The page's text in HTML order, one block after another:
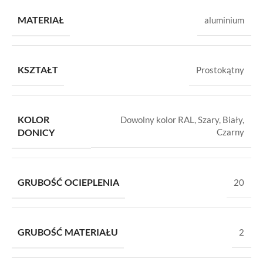
MATERIAŁ aluminium
KSZTAŁT Prostokątny
KOLOR
DONICY
Dowolny kolor RAL,Szary, Biały,
Czarny
GRUBOŚĆ OCIEPLENIA 20
GRUBOŚĆ MATERIAŁU 2